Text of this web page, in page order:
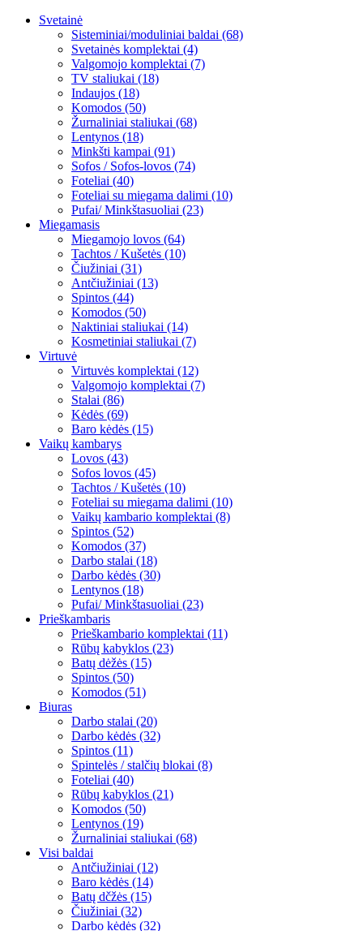
Svetainė
Sisteminiai/moduliniai baldai (68)
Svetainės komplektai (4)
Valgomojo komplektai (7)
TV staliukai (18)
Indaujos (18)
Komodos (50)
Žurnaliniai staliukai (68)
Lentynos (18)
Minkšti kampai (91)
Sofos / Sofos-lovos (74)
Foteliai (40)
Foteliai su miegama dalimi (10)
Pufai/ Minkštasuoliai (23)
Miegamasis
Miegamojo lovos (64)
Tachtos / Kušetės (10)
Čiužiniai (31)
Antčiužiniai (13)
Spintos (44)
Komodos (50)
Naktiniai staliukai (14)
Kosmetiniai staliukai (7)
Virtuvė
Virtuvės komplektai (12)
Valgomojo komplektai (7)
Stalai (86)
Kėdės (69)
Baro kėdės (15)
Vaikų kambarys
Lovos (43)
Sofos lovos (45)
Tachtos / Kušetės (10)
Foteliai su miegama dalimi (10)
Vaikų kambario komplektai (8)
Spintos (52)
Komodos (37)
Darbo stalai (18)
Darbo kėdės (30)
Lentynos (18)
Pufai/ Minkštasuoliai (23)
Prieškambaris
Prieškambario komplektai (11)
Rūbų kabyklos (23)
Batų dėžės (15)
Spintos (50)
Komodos (51)
Biuras
Darbo stalai (20)
Darbo kėdės (32)
Spintos (11)
Spintelės / stalčių blokai (8)
Foteliai (40)
Rūbų kabyklos (21)
Komodos (50)
Lentynos (19)
Žurnaliniai staliukai (68)
Visi baldai
Antčiužiniai (12)
Baro kėdės (14)
Batų dčžės (15)
Čiužiniai (32)
Darbo kėdės (32)